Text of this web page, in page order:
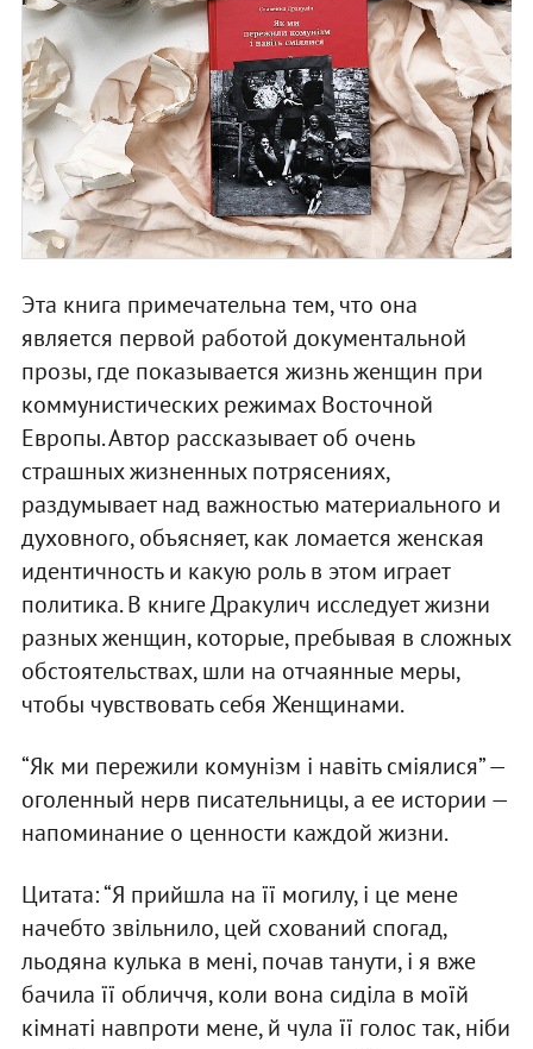
Эта книга примечательна тем, что она
является первой работой документальной
прозы, где показывается жизнь женщин при
коммунистических режимах Восточной
Европы. Автор рассказывает об очень
страшных жизненных потрясениях,
раздумывает над важностью материального и
духовного, объясняет, как ломается женская
идентичность и какую роль в этом играет
политика. В книге Дракулич исследует жизни
разных женщин, которые, пребывая в сложных
обстоятельствах, шли на отчаянные меры,
чтобы чувствовать себя Женщинами.
“Як ми пережили комунізм і навіть сміялися” —
оголенный нерв писательницы, а ее истории —
напоминание о ценности каждой жизни.
Цитата: “Я прийшла на її могилу, і це мене
начебто звільнило, цей схований спогад,
льодяна кулька в мені, почав танути, і я вже
бачила її обличчя, коли вона сиділа в моїй
кімнаті навпроти мене, й чула її голос так, ніби